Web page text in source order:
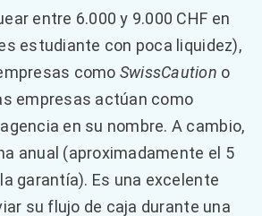
entre 6.000 y 9.000 CHF en
estudiante con poca liquidez),
como SwissCaution o
empresas actúan como
en su nombre. A cambio,
anual (aproximadamente el 5
garantía). Es una excelente
su flujo de caja durante una